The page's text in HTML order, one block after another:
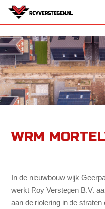
WRM
In de nieuwbouw wijk
werkt Roy Verstegen B.V.
aan de riolering in de